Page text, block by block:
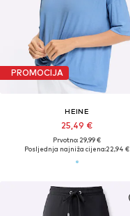
PROMOCIJA
HEINE
25,49 €
Prvotno: 29,99 €
Posljednja najniža cijena:22,94 €